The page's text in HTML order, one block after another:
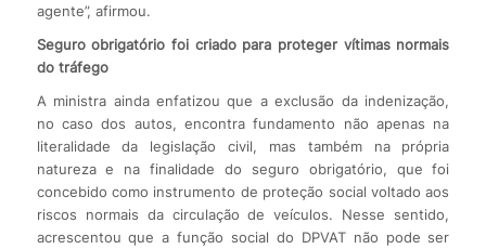
agente”, afirmou.
Seguro obrigatório foi criado para proteger vítimas normais
do tráfego
A ministra ainda enfatizou que a exclusão da indenização,
no caso dos autos, encontra fundamento não apenas na
literalidade da legislação civil, mas também na própria
natureza e na finalidade do seguro obrigatório, que foi
concebido como instrumento de proteção social voltado aos
riscos normais da circulação de veículos. Nesse sentido,
acrescentou que a função social do DPVAT não pode ser